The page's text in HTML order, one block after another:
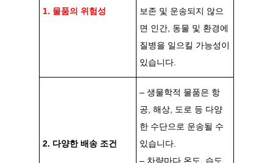
1. 물품의 위험성
보존 및 운송되지 않으
면 인간, 동물 및 환경에
질병을 일으킬 가능성이
있습니다.
2. 다양한 배송 조건
– 생물학적 물품은 항
공, 해상, 도로 등 다양
한 수단으로 운송될 수
있습니다.
– 차량마다 온도, 습도,